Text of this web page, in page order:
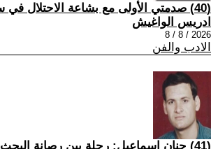
(40) صدمتي الأولى مع بشاعة الاحتلال في سبتة..!!
ادريس الواغيش
2026 / 8 / 8
الادب والفن
(41) حنان إسماعيل: رحلة بين رصانة البحث